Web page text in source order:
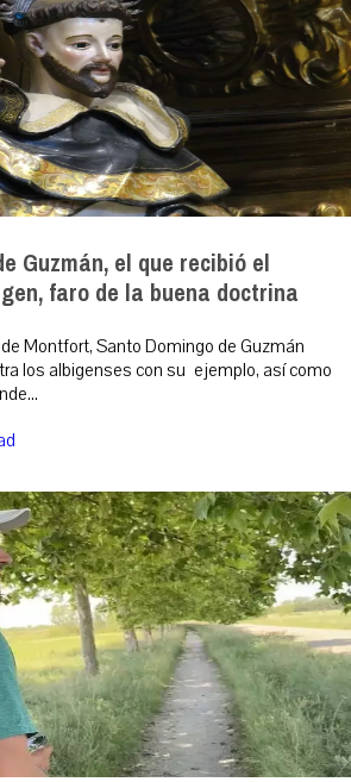
Guzmán, el que recibió el
faro de la buena doctrina
Montfort, Santo Domingo de Guzmán
los albigenses con su ejemplo, así como